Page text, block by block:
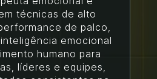
técnicas de alto
de palco,
emocional
humano para
líderes e equipes,